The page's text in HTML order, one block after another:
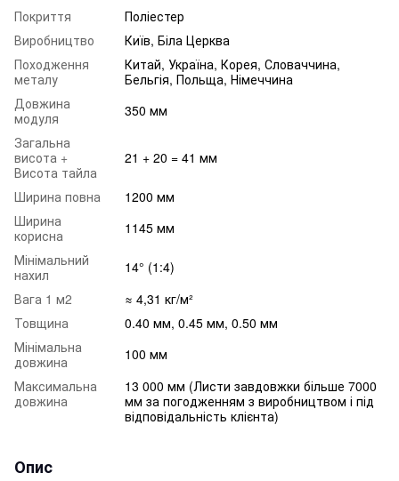
Покриття
Поліестер
Виробництво
Київ, Біла Церква
Походження
металу
Китай, Україна, Корея, Словаччина,
Бельгія, Польща, Німеччина
Довжина
модуля
350 мм
Загальна
висота +
Висота тайла
21 + 20 = 41 мм
Ширина повна
1200 мм
Ширина
корисна
1145 мм
Мінімальний
нахил
14° (1:4)
Вага 1 м2
≈ 4,31 кг/м²
Товщина
0.40 мм, 0.45 мм, 0.50 мм
Мінімальна
довжина
100 мм
Максимальна
довжина
13 000 мм (Листи завдовжки більше 7000
мм за погодженням з виробництвом і під
відповідальність клієнта)
Опис